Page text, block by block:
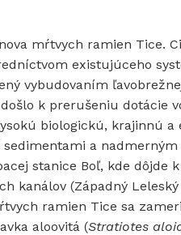
mŕtvych ramien Tice.
existujúceho
vybudovaním
k prerušeniu dotácie
biologickú, krajinnú
a
stanice Boľ, kde dôjde
kanálov (Západný
ramien Tice sa
aloovitá (Stratiotes